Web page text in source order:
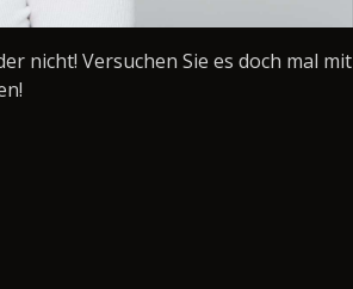
nicht! Versuchen Sie es doch mal mit